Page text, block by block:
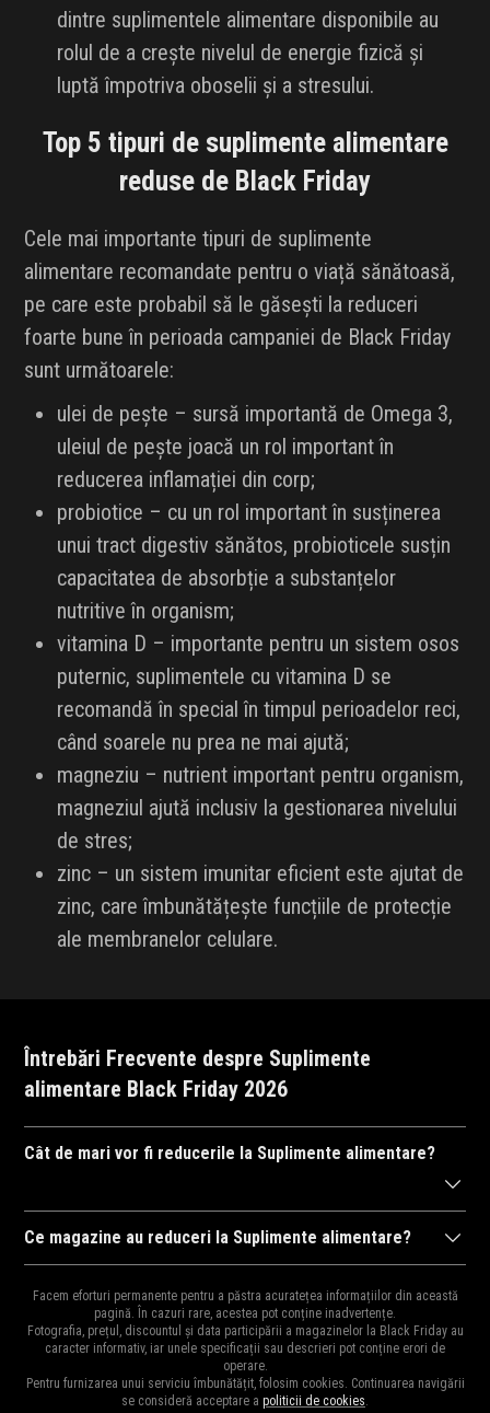
dintre suplimentele alimentare disponibile au
rolul de a crește nivelul de energie fizică și
luptă împotriva oboselii și a stresului.
Top 5 tipuri de suplimente alimentare
reduse de Black Friday
Cele mai importante tipuri de suplimente
alimentare recomandate pentru o viață sănătoasă,
pe care este probabil să le găsești la reduceri
foarte bune în perioada campaniei de Black Friday
sunt următoarele:
ulei de pește – sursă importantă de Omega 3,
uleiul de pește joacă un rol important în
reducerea inflamației din corp;
probiotice – cu un rol important în susținerea
unui tract digestiv sănătos, probioticele susțin
capacitatea de absorbție a substanțelor
nutritive în organism;
vitamina D – importante pentru un sistem osos
puternic, suplimentele cu vitamina D se
recomandă în special în timpul perioadelor reci,
când soarele nu prea ne mai ajută;
magneziu – nutrient important pentru organism,
magneziul ajută inclusiv la gestionarea nivelului
de stres;
zinc – un sistem imunitar eficient este ajutat de
zinc, care îmbunătățește funcțiile de protecție
ale membranelor celulare.
Întrebări Frecvente despre Suplimente
alimentare Black Friday 2026
Cât de mari vor fi reducerile la Suplimente alimentare?
După cum ne-am obișnuit în anii trecuți, magazinele
se întrec în
pot ajunge și la 95% și cu siguranță vor fi cele mai mari reduceri
din an și e perioada ideală pentru a cumpăra cadourile de
Craciun,Moș Nicolae sau zile de nașterepentru cei dragi.
Ce magazine au reduceri la Suplimente alimentare?
pentru destocaj, de aceea și oferta bogată în reduceri.
Principalele magazine cu reduceri la Suplimente alimentare sunt:
Vegis.ro,Dr.Max
Cocolita,Liki24.ro,MyProtein,Sensilab
Facem eforturi permanente pentru a păstra acuratețea informațiilor din această
pagină. În cazuri rare, acestea pot conține inadvertențe.
Fotografia, prețul, discountul și data participării a magazinelor la Black Friday au
caracter informativ, iar unele specificații sau descrieri pot conține erori de
operare.
Pentru furnizarea unui serviciu îmbunătățit, folosim cookies. Continuarea navigării
se consideră acceptare a politicii de cookies.